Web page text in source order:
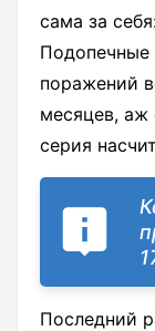
сама за
Подопечные
поражений
месяцев, аж
серия
Последний